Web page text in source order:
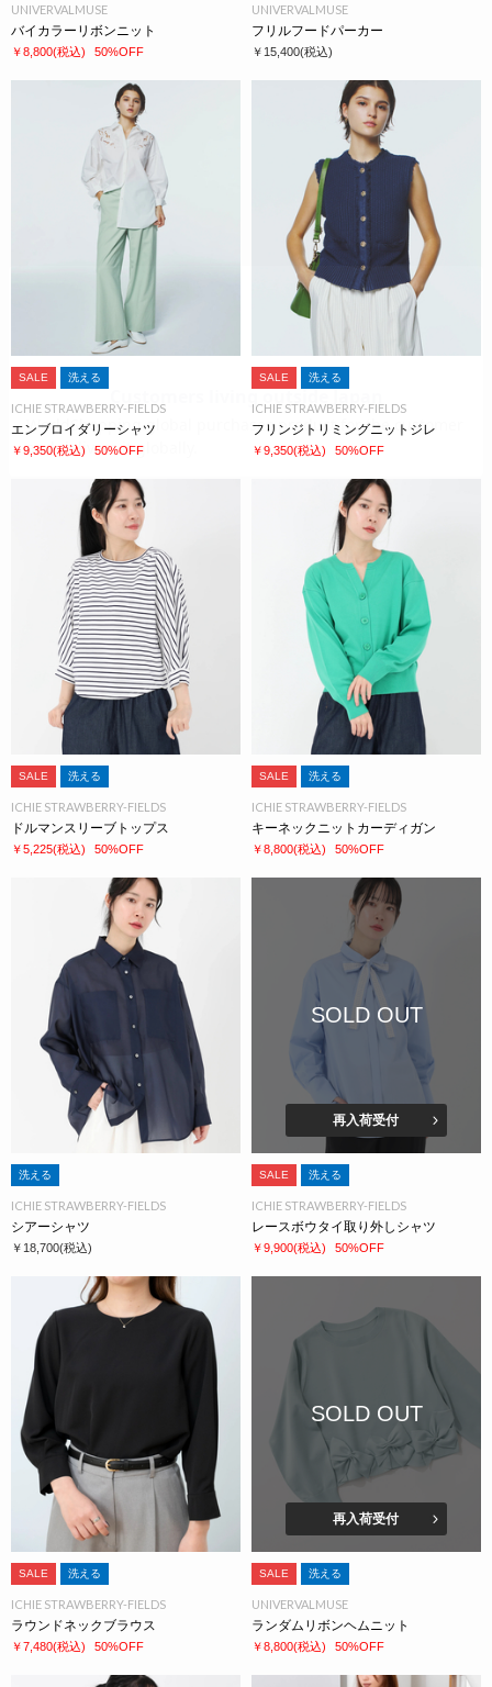
UNIVERVALMUSE
バイカラーリボンニット
￥8,800(税込) 50%OFF
UNIVERVALMUSE
フリルフードパーカー
￥15,400(税込)
SALE 洗える
ICHIE STRAWBERRY-FIELDS
エンブロイダリーシャツ
￥9,350(税込) 50%OFF
SALE 洗える
ICHIE STRAWBERRY-FIELDS
フリンジトリミングニットジレ
￥9,350(税込) 50%OFF
SALE 洗える
ICHIE STRAWBERRY-FIELDS
ドルマンスリーブトップス
￥5,225(税込) 50%OFF
SALE 洗える
ICHIE STRAWBERRY-FIELDS
キーネックニットカーディガン
￥8,800(税込) 50%OFF
洗える
ICHIE STRAWBERRY-FIELDS
シアーシャツ
￥18,700(税込)
SOLD OUT
再入荷受付
SALE 洗える
ICHIE STRAWBERRY-FIELDS
レースボウタイ取り外しシャツ
￥9,900(税込) 50%OFF
SALE 洗える
ICHIE STRAWBERRY-FIELDS
ラウンドネックブラウス
￥7,480(税込) 50%OFF
SOLD OUT
再入荷受付
SALE 洗える
UNIVERVALMUSE
ランダムリボンヘムニット
￥8,800(税込) 50%OFF